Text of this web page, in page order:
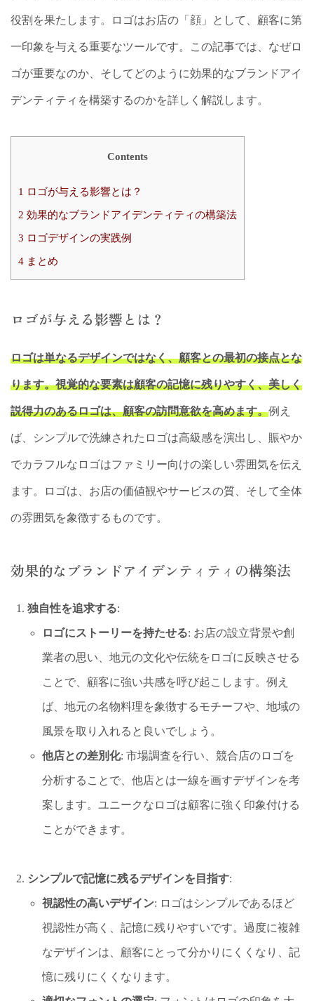
役割を果たします。ロゴはお店の「顔」として、顧客に第
一印象を与える重要なツールです。この記事では、なぜロ
ゴが重要なのか、そしてどのように効果的なブランドアイ
デンティティを構築するのかを詳しく解説します。
Contents
1 ロゴが与える影響とは？
2 効果的なブランドアイデンティティの構築法
3 ロゴデザインの実践例
4 まとめ
ロゴが与える影響とは？
ロゴは単なるデザインではなく、顧客との最初の接点とな
ります。視覚的な要素は顧客の記憶に残りやすく、美しく
説得力のあるロゴは、顧客の訪問意欲を高めます。例え
ば、シンプルで洗練されたロゴは高級感を演出し、賑やか
でカラフルなロゴはファミリー向けの楽しい雰囲気を伝え
ます。ロゴは、お店の価値観やサービスの質、そして全体
の雰囲気を象徴するものです。
効果的なブランドアイデンティティの構築法
独自性を追求する:
ロゴにストーリーを持たせる: お店の設立背景や創
業者の思い、地元の文化や伝統をロゴに反映させる
ことで、顧客に強い共感を呼び起こします。例え
ば、地元の名物料理を象徴するモチーフや、地域の
風景を取り入れると良いでしょう。
他店との差別化: 市場調査を行い、競合店のロゴを
分析することで、他店とは一線を画すデザインを考
案します。ユニークなロゴは顧客に強く印象付ける
ことができます。
シンプルで記憶に残るデザインを目指す:
視認性の高いデザイン: ロゴはシンプルであるほど
視認性が高く、記憶に残りやすいです。過度に複雑
なデザインは、顧客にとって分かりにくくなり、記
憶に残りにくくなります。